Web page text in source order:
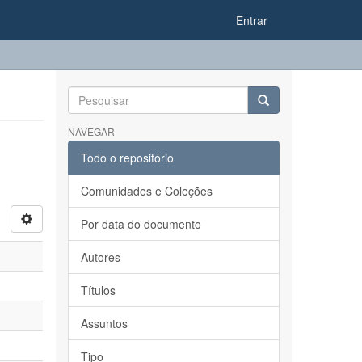
Entrar
NAVEGAR
Todo o repositório
Comunidades e Coleções
Por data do documento
Autores
Títulos
Assuntos
Tipo